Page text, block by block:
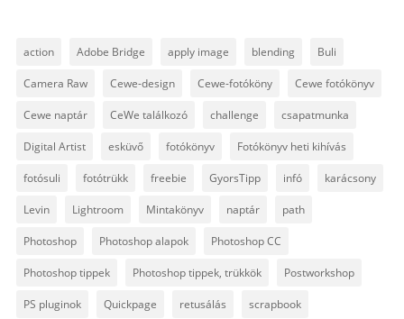
action Adobe Bridge apply image blending Buli
Camera Raw Cewe-design Cewe-fotóköny Cewe fotókönyv
Cewe naptár CeWe találkozó challenge csapatmunka
Digital Artist esküvő fotókönyv Fotókönyv heti kihívás
fotósuli fotótrükk freebie GyorsTipp infó karácsony
Levin Lightroom Mintakönyv naptár path
Photoshop Photoshop alapok Photoshop CC
Photoshop tippek Photoshop tippek, trükkök Postworkshop
PS pluginok Quickpage retusálás scrapbook